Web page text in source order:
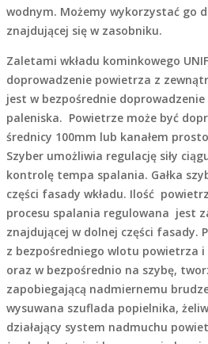
wodnym. Możemy wykorzystać go
znajdującej się w zasobniku.
Zaletami wkładu kominkowego
doprowadzenie powietrza z
jest w bezpośrednie
paleniska. Powietrze może być
średnicy 100mm lub kanałem
Szyber umożliwia regulację siły
kontrolę tempa spalania. Gałka
części fasady wkładu. Ilość
procesu spalania regulowana jest
znajdującej w dolnej części fasady.
z bezpośredniego wlotu powietrza
oraz w bezpośrednio na szybę,
zapobiegającą nadmiernemu
wysuwana szuflada popielnika,
działający system nadmuchu